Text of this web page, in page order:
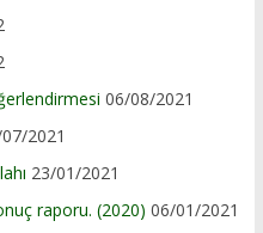
06/08/2021
2021
23/01/2021
raporu. (2020) 06/01/2021